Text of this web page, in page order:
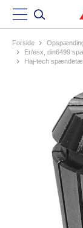
Forside
er/esx, din6499
haj-tech